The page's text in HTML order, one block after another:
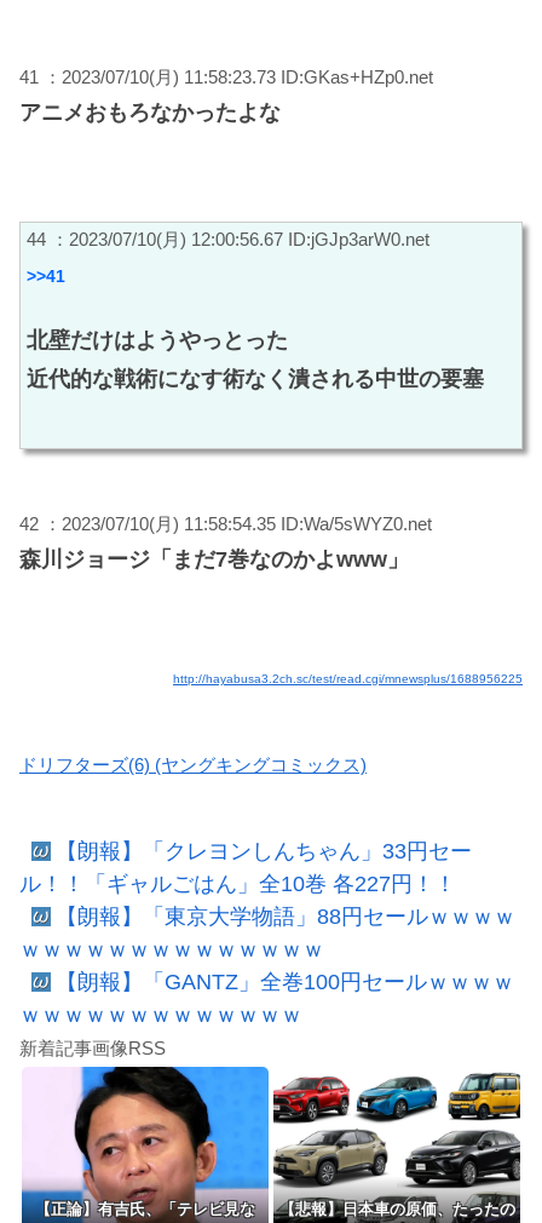
41 ：2023/07/10(月) 11:58:23.73 ID:GKas+HZp0.net
アニメおもろなかったよな
44 ：2023/07/10(月) 12:00:56.67 ID:jGJp3arW0.net
>>41
北壁だけはようやっとった
近代的な戦術になす術なく潰される中世の要塞
42 ：2023/07/10(月) 11:58:54.35 ID:Wa/5sWYZ0.net
森川ジョージ「まだ7巻なのかよwww」
http://hayabusa3.2ch.sc/test/read.cgi/mnewsplus/1688956225
ドリフターズ(6) (ヤングキングコミックス)
【朗報】「クレヨンしんちゃん」33円セー
ル！！「ギャルごはん」全10巻 各227円！！
【朗報】「東京大学物語」88円セールｗｗｗｗ
ｗｗｗｗｗｗｗｗｗｗｗｗｗｗ
【朗報】「GANTZ」全巻100円セールｗｗｗｗ
ｗｗｗｗｗｗｗｗｗｗｗｗｗ
新着記事画像RSS
【正論】有吉氏、「テレビ見な
【悲報】日本車の原価、たったの